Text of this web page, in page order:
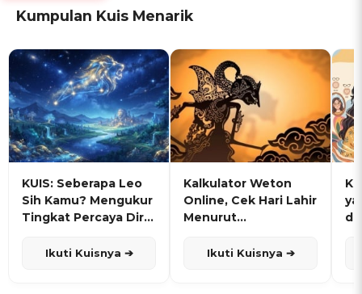
Kumpulan Kuis Menarik
KUIS: Seberapa Leo
Sih Kamu? Mengukur
Tingkat Percaya Diri
Ikuti Kuisnya ➔
Kalkulator Weton
Online, Cek Hari Lahir
Menurut
Ikuti Kuisnya ➔